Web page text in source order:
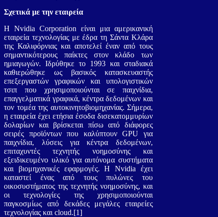
Σχετικά με την εταιρεία
Η Nvidia Corporation είναι μια αμερικανική
εταιρεία τεχνολογίας με έδρα τη Σάντα Κλάρα
της Καλιφόρνιας και αποτελεί έναν από τους
σημαντικότερους παίκτες στον κλάδο των
ημιαγωγών. Ιδρύθηκε το 1993 και σταδιακά
καθιερώθηκε ως βασικός κατασκευαστής
επεξεργαστών γραφικών και υπολογιστικών
τσιπ που χρησιμοποιούνται σε παιχνίδια,
επαγγελματικά γραφικά, κέντρα δεδομένων και
τον τομέα της αυτοκινητοβιομηχανίας. Σήμερα,
η εταιρεία έχει ετήσια έσοδα δισεκατομμυρίων
δολαρίων και βρίσκεται πίσω από διάφορες
σειρές προϊόντων που καλύπτουν GPU για
παιχνίδια, λύσεις για κέντρα δεδομένων,
επιταχυντές τεχνητής νοημοσύνης και
εξειδικευμένο υλικό για αυτόνομα συστήματα
και βιομηχανικές εφαρμογές. Η Nvidia έχει
καταστεί ένας από τους πυλώνες του
οικοσυστήματος της τεχνητής νοημοσύνης, και
οι τεχνολογίες της χρησιμοποιούνται
παγκοσμίως από δεκάδες μεγάλες εταιρείες
τεχνολογίας και cloud.[1]